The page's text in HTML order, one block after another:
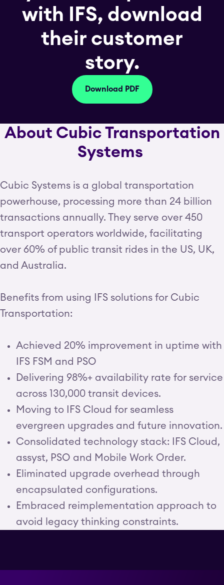
with IFS, download
their customer
story.
Download PDF
About Cubic Transportation
Systems
Cubic Systems is a global transportation
powerhouse, processing more than 24 billion
transactions annually. They serve over 450
transport operators worldwide, facilitating
over 60% of public transit rides in the US, UK,
and Australia.
Benefits from using IFS solutions for Cubic
Transportation:
Achieved 20% improvement in uptime with
IFS FSM and PSO
Delivering 98%+ availability rate for service
across 130,000 transit devices.
Moving to IFS Cloud for seamless
evergreen upgrades and future innovation.
Consolidated technology stack: IFS Cloud,
assyst, PSO and Mobile Work Order.
Eliminated upgrade overhead through
encapsulated configurations.
Embraced reimplementation approach to
avoid legacy thinking constraints.